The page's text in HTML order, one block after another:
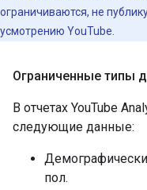
ограничиваются, не
усмотрению YouTube.
Ограниченные типы
В отчетах YouTube
следующие данные:
пол.